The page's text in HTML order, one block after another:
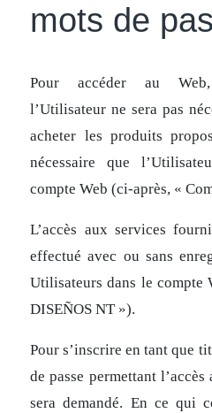
mots de
Pour accéder au Web,
l’Utilisateur ne sera pas
acheter les produits
nécessaire que
compte Web (ci-après, «
L’accès aux services
effectué avec ou sans
Utilisateurs dans le compte
DISEÑOS NT »).
Pour s’inscrire en tant que
de passe permettant
sera demandé. En ce qui